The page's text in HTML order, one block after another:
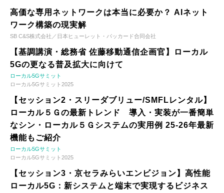
高価な専用ネットワークは本当に必要か？ AIネット
ワーク構築の現実解
SB C&S株式会社／日本ヒューレット・パッカード合同会社
【基調講演・総務省 佐藤移動通信企画官】ローカル
5Gの更なる普及拡大に向けて
ローカル5Gサミット
ローカル5Gサミット2025
【セッション2・スリーダブリュー/SMFLレンタル】
ローカル５Ｇの最新トレンド 導入・実装が一番簡単
なシン・ローカル５Ｇシステムの実用例 25-26年最新
機能もご紹介
ローカル5Gサミット
ローカル5Gサミット2025
【セッション3・京セラみらいエンビジョン】高性能
ローカル5G：新システムと端末で実現するビジネス